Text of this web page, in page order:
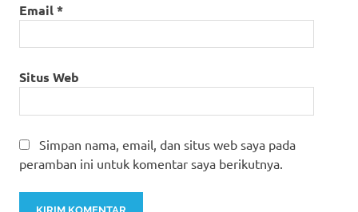
Email*
Situs Web
Simpan nama, email, dan situs web saya pada
peramban ini untuk komentar saya berikutnya.